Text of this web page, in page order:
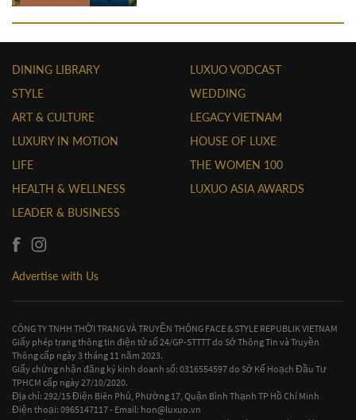
DINING LIBRARY
STYLE
ART & CULTURE
LUXURY IN MOTION
LIFE
HEALTH & WELLNESS
LEADER & BUSINESS
LUXUO VODCAST
WEDDING
LEGACY VIETNAM
HOUSE OF LUXE
THE WOMEN 100
LUXUO ASIA AWARDS
Advertise with Us
CÔNG TY TNHH THỜI TRANG VÀ TRUYỀN THÔNG FACE & STYLE REPUBLIK VIETNAM
Giấy phép trang thông tin điện tử số 24/GP-STTTT do Sở Thông Tin và Truyền
Thông cấp ngày 3 tháng 11 năm 2023.
Giấy chứng nhận đăng ký kinh doanh số: 0316554597 do Sở Kế Hoạch Đầu Tư
TPHCM cấp ngày 27/10/2020.
Địa chỉ: 292/15 Điện Biên Phủ, Phường 17, Quận Bình Thạnh TP Hồ Chí Minh
Điện thoại: 0965147117 - Email: hon@luxuo.vn